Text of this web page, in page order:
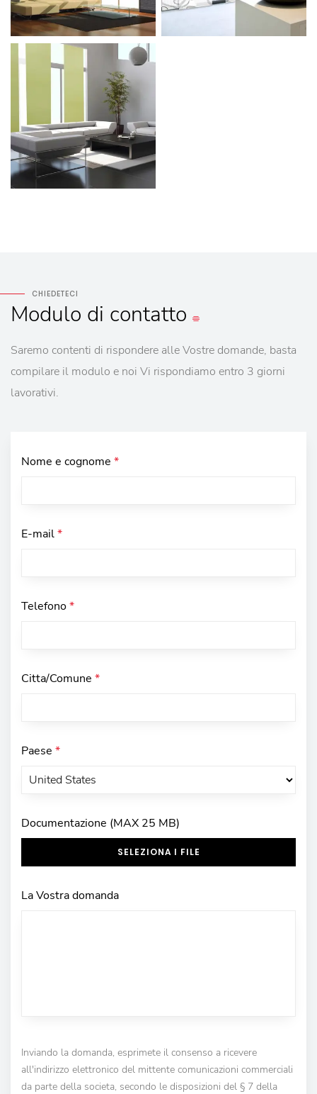
CHIEDETECI
Modulo di contatto
Saremo contenti di rispondere alle Vostre domande, basta
compilare il modulo e noi Vi rispondiamo entro 3 giorni
lavorativi.
Nome e cognome *
E-mail*
Telefono*
Citta/Comune *
Paese *
Documentazione (MAX 25 MB)
SELEZIONA I FILE
La Vostra domanda
Inviando la domanda, esprimete il consenso a ricevere
all'indirizzo elettronico del mittente comunicazioni commerciali
da parte della societa, secondo le disposizioni del § 7 della